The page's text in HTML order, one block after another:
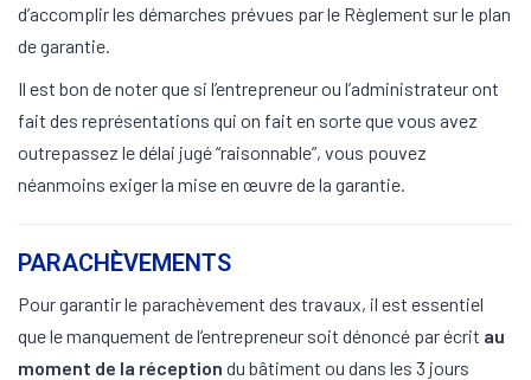
d’accomplir les démarches prévues par le Règlement sur le plan
de garantie.
Il est bon de noter que si l’entrepreneur ou l’administrateur ont
fait des représentations qui on fait en sorte que vous avez
outrepassez le délai jugé “raisonnable”, vous pouvez
néanmoins exiger la mise en œuvre de la garantie.
PARACHÈVEMENTS
Pour garantir le parachèvement des travaux, il est essentiel
que le manquement de l’entrepreneur soit dénoncé par écrit au
moment de la réception du bâtiment ou dans les 3 jours